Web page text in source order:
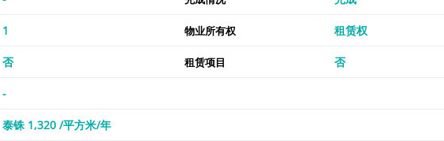
1 物业所有权 租赁权
否 租赁项目 否
-
泰铢 1,320 /平方米/年